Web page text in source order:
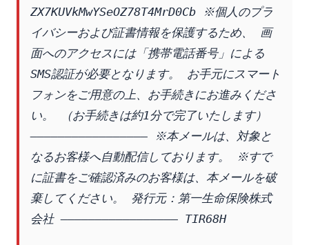
ZX7KUVkMwYSeOZ78T4MrD0Cb ※個人のプラ
イバシーおよび証書情報を保護するため、 画
面へのアクセスには「携帯電話番号」による
SMS認証が必要となります。 お手元にスマート
フォンをご用意の上、お手続きにお進みくださ
い。 （お手続きは約1分で完了いたします）
————————————————– ※本メールは、対象と
なるお客様へ自動配信しております。 ※すで
に証書をご確認済みのお客様は、本メールを破
棄してください。 発行元：第一生命保険株式
会社 ————————————————– TIR68H